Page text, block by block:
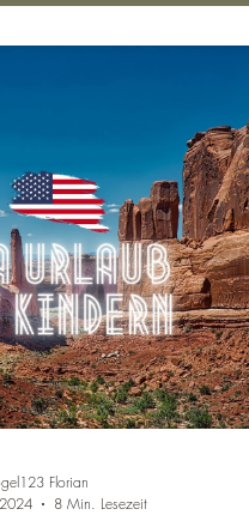
Florian
8 Min. Lesezeit